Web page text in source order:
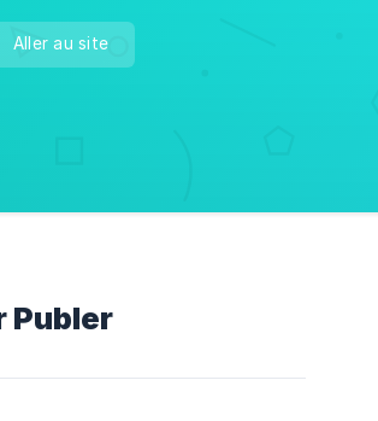
Aller au site
Publer